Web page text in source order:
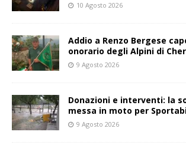
10 Agosto 2026
Addio a Renzo Bergese
onorario degli Alpini di
9 Agosto 2026
Donazioni e interventi: la
messa in moto per
9 Agosto 2026